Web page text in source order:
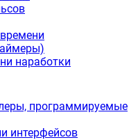
наработки
программируемые
интерфейсов